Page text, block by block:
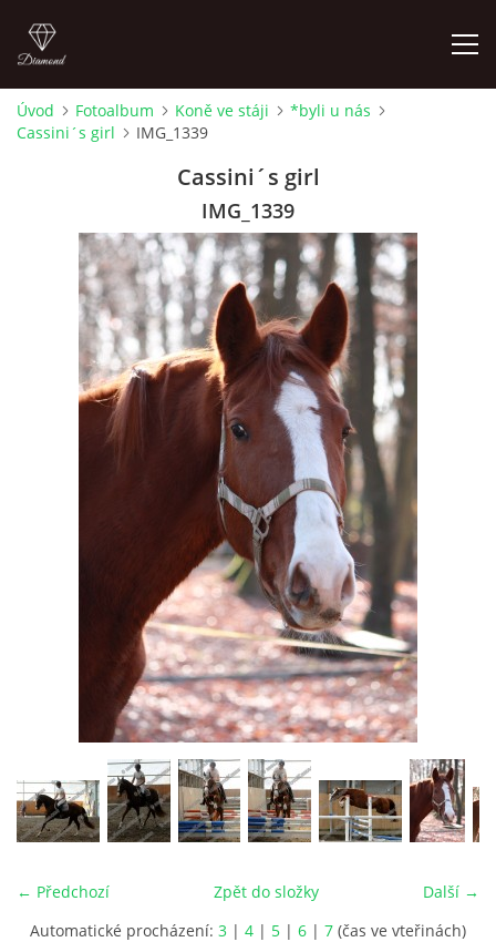
ÚVOD
KONTAKT
JEŽDĚNÍ PRO VEŘEJNOST
NOVÝ PŘEKÁŽKOVÝ MATERIÁL
CENÍK SLUŽEB
PŘISPĚVEK ČUS KARVINA -PODPORA SPORTU V
MORAVSKOSLEZSKÉM KRAJI
NÁHRADNÍ TERMÍN BRIGÁDY PRO TY KTEŘÍ SE
NEDOSTAVILI NA PODZIMNÍ BRIGÁDU
Úvod Fotoalbum Koně ve stáji
*byli u nás
Cassini´s girl
IMG_1339
Cassini´s girl
IMG_1339
← Předchozí Další →
Zpět do složky
Automatické procházení: 3 | 4 | 5 | 6 | 7 (čas ve vteřinách)